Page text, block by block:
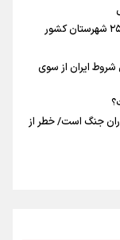
ایران از سوی
جنگ است/ خطر از